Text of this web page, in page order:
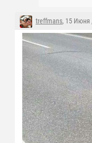
treffmans, 15 Июня ,